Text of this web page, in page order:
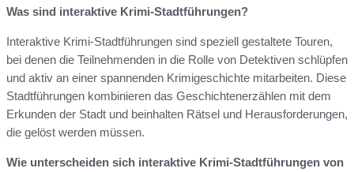
Was sind interaktive Krimi-Stadtführungen?
Interaktive Krimi-Stadtführungen sind speziell gestaltete Touren,
bei denen die Teilnehmenden in die Rolle von Detektiven schlüpfen
und aktiv an einer spannenden Krimigeschichte mitarbeiten. Diese
Stadtführungen kombinieren das Geschichtenerzählen mit dem
Erkunden der Stadt und beinhalten Rätsel und Herausforderungen,
die gelöst werden müssen.
Wie unterscheiden sich interaktive Krimi-Stadtführungen von